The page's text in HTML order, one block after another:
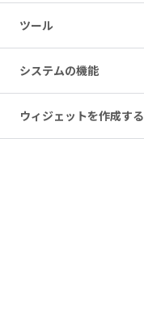
ツール
システムの機能
ウィジェットを作成する